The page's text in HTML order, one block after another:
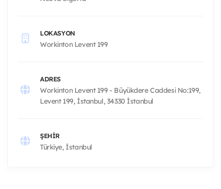
LOKASYON
Workinton Levent 199
ADRES
Workinton Levent 199 - Büyükdere Caddesi No:199,
Levent 199, İstanbul, 34330 İstanbul
ŞEHIR
Türkiye, İstanbul